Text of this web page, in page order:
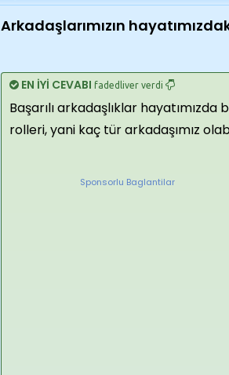
Arkadaşlarımızın
EN İYİ CEVABI fadedliver verdi
Başarılı arkadaşlıklar
rolleri, yani kaç tür arkadaşımız
Sponsorlu Baglantilar